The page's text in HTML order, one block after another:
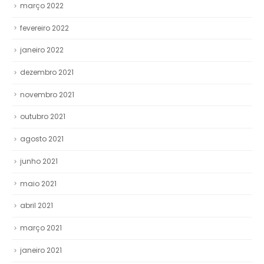
março 2022
fevereiro 2022
janeiro 2022
dezembro 2021
novembro 2021
outubro 2021
agosto 2021
junho 2021
maio 2021
abril 2021
março 2021
janeiro 2021